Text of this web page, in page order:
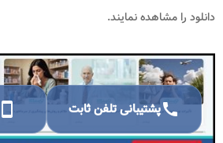
دانلود را مشاهده نمایند.
callپشتیبانی تلفن ثابت